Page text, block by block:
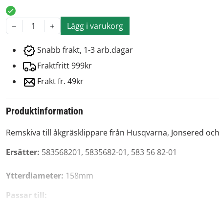
1 Lägg i varukorg
Snabb frakt, 1-3 arb.dagar
Fraktfritt 999kr
Frakt fr. 49kr
Produktinformation
Remskiva till åkgräsklippare från Husqvarna, Jonsered
Ersätter: 583568201, 5835682-01, 583 56 82-01
Ytterdiameter: 158mm
Passar till: